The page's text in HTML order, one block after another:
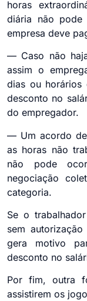
horas
diária não pode
empresa deve
— Caso não
assim o
dias ou horários
desconto no
do empregador.
— Um acordo de
as horas não
não pode
negociação
categoria.
Se o
sem
gera motivo
desconto no
Por fim, outra
assistirem os